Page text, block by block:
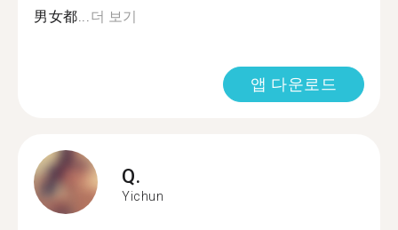
男女都...더 보기
앱 다운로드
Q.
Yichun